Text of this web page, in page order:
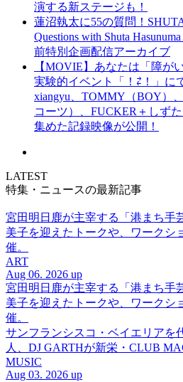
演する新ステージも！
蓮沼執太に55の質問！
Questions with Shuta
前特別企画配信アーカイブ
【MOVIE】あなたは「障が
実験的イベント「！⇄！」に
xiangyu、TOMMY（BOY）
コーツ）、FUCKER＋しず
集めた記録映像が公開！
LATEST
特集・ニュースの最新記事
宮田明日鹿が主宰する「港まち手
美子を迎えたトークや、ワークシ
催。
ART
Aug 06. 2026 up
宮田明日鹿が主宰する「港まち手
美子を迎えたトークや、ワークシ
催。
サンフランシスコ・ベイエリアを
人、DJ GARTHが新栄・CLUB
MUSIC
Aug 03. 2026 up